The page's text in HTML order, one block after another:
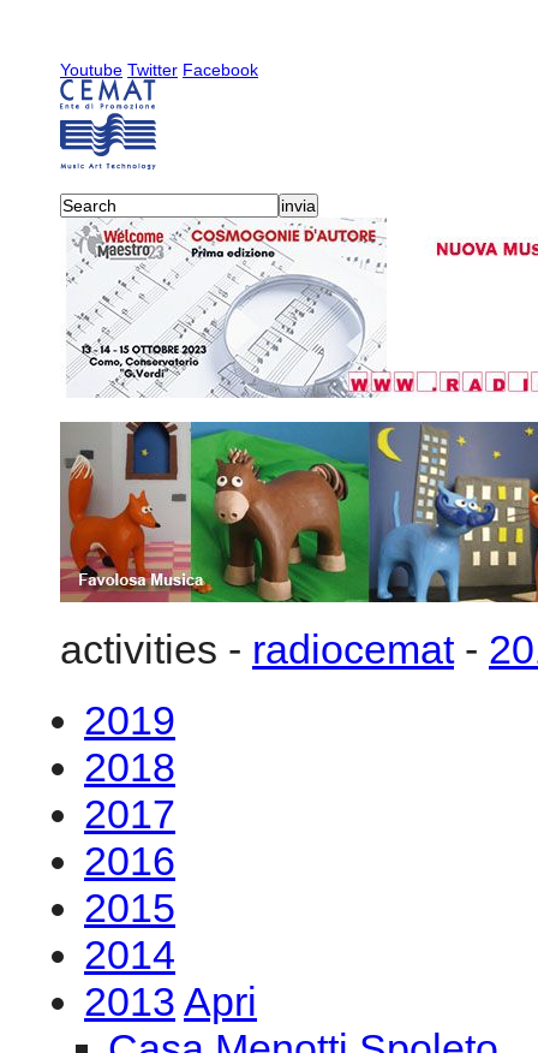
Youtube Twitter Facebook
activities-radiocemat-
2019
2018
2017
2016
2015
2014
2013
Casa Menotti Spoleto
GMF2013 G.E.R.M.I.
Life
GMF2013 G.E.R.M.I.
Life